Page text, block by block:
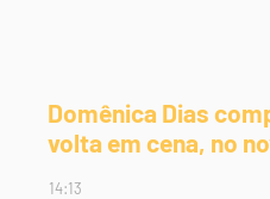
Domênica Dias
volta em cena, no
14:13